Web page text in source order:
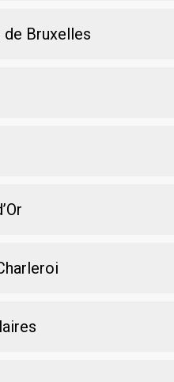
de Bruxelles